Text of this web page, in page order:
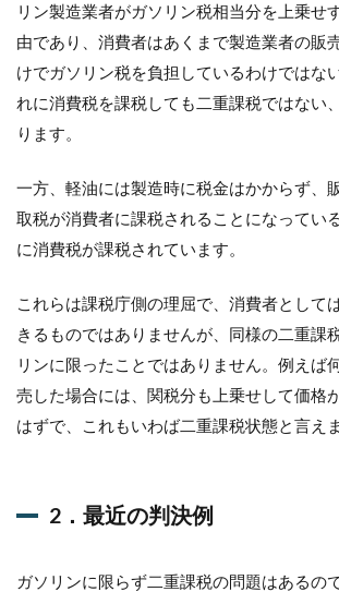
リン製造業者がガソリン税相当分を上乗せ
由であり、消費者はあくまで製造業者の販
けでガソリン税を負担しているわけではな
れに消費税を課税しても二重課税ではない
ります。
一方、軽油には製造時に税金はかからず、
取税が消費者に課税されることになってい
に消費税が課税されています。
これらは課税庁側の理屈で、消費者として
きるものではありませんが、同様の二重課
リンに限ったことではありません。例えば
売した場合には、関税分も上乗せして価格
はずで、これもいわば二重課税状態と言えま
2．最近の判決例
ガソリンに限らず二重課税の問題はあるの